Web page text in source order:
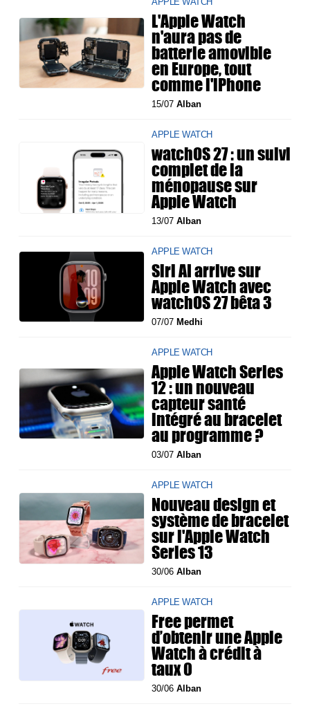
L'Apple Watch
n'aura pas de
batterie amovible
en Europe, tout
comme l'iPhone
15/07Alban
APPLE WATCH
watchOS 27 : un suivi
complet de la
ménopause sur
Apple Watch
13/07Alban
APPLE WATCH
Siri AI arrive sur
Apple Watch avec
watchOS 27 bêta 3
07/07 Medhi
APPLE WATCH
Apple Watch Series
12 : un nouveau
capteur santé
intégré au bracelet
au programme ?
03/07Alban
APPLE WATCH
Nouveau design et
système de bracelet
sur l'Apple Watch
Series 13
30/06Alban
APPLE WATCH
Free permet
d’obtenir une Apple
Watch à crédit à
taux 0
30/06Alban